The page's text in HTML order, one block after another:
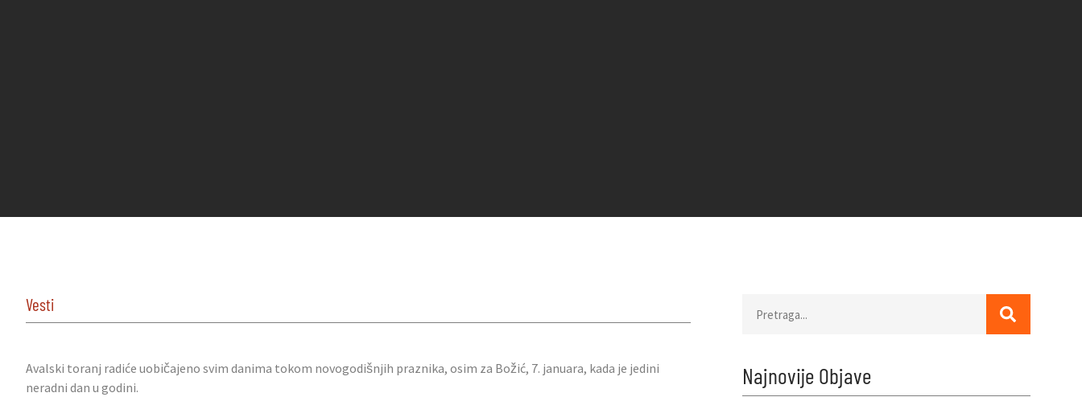
Vesti
Avalski toranj radiće uobičajeno svim danima tokom novogodišnjih praznika, osim za Božić, 7. januara, kada je jedini
neradni dan u godini.
Najnovije Objave